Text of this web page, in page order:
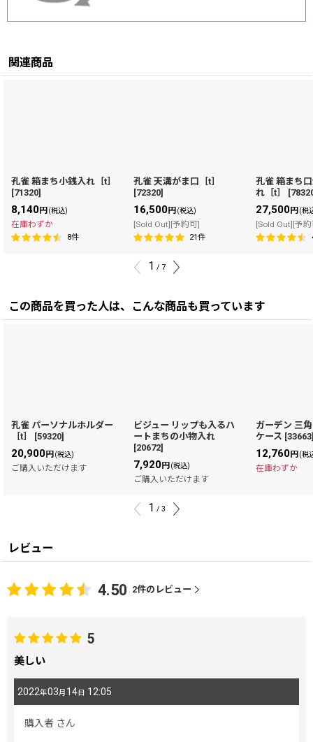
関連商品
孔雀 箱まち小銭入れ［t］
[71320]
8,140円 (税込)
在庫わずか
8件
孔雀 天溝がま口［t］
[72320]
16,500円 (税込)
[Sold Out][予約可]
21件
孔雀 箱まち
れ［t］
[
27,500円 (税
[Sold Out][予
1 / 7
この商品を買った人は、こんな商品も買っています
孔雀 パーソナルホルダー
［t］
[59320]
20,900円(税込)
ご購入いただけます
ビジュー リップも入るハ
ートまちの小物入れ
[20672]
7,920円(税込)
ご購入いただけます
ガーデン 三
ケース [33663
12,760円(税
在庫わずか
1 / 3
レビュー
4.50 2件のレビュー
5
美しい
2022年03月 14日 12:05
購入者 さん